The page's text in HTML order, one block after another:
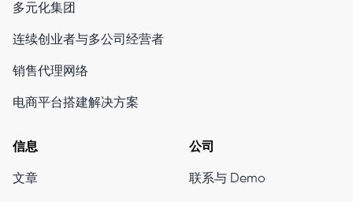
多元化集团
连续创业者与多公司经营者
销售代理网络
电商平台搭建解决方案
信息
文章
公司
联系与 Demo